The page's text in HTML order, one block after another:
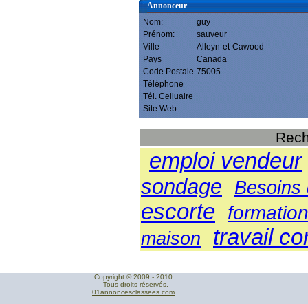
Annonceur
Nom:
guy
Prénom:
sauveur
Ville
Alleyn-et-Cawood
Pays
Canada
Code Postale 75005
Téléphone
Tél. Celluaire
Site Web
emploi vendeur
sondage Besoins
escorte
maison travail
Copyright © 2009 - 2010
- Tous droits réservés.
01annoncesclassees.com